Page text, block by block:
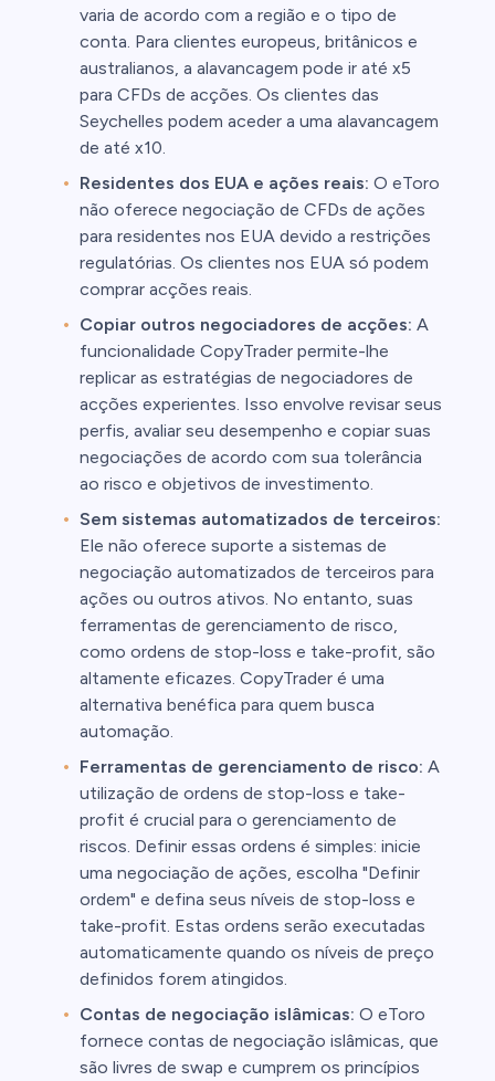
varia de acordo com a região e o tipo de
conta. Para clientes europeus, britânicos e
australianos, a alavancagem pode ir até x5
para CFDs de acções. Os clientes das
Seychelles podem aceder a uma alavancagem
de até x10.
Residentes dos EUA e ações reais: O eToro
não oferece negociação de CFDs de ações
para residentes nos EUA devido a restrições
regulatórias. Os clientes nos EUA só podem
comprar acções reais.
Copiar outros negociadores de acções: A
funcionalidade CopyTrader permite-lhe
replicar as estratégias de negociadores de
acções experientes. Isso envolve revisar seus
perfis, avaliar seu desempenho e copiar suas
negociações de acordo com sua tolerância
ao risco e objetivos de investimento.
Sem sistemas automatizados de terceiros:
Ele não oferece suporte a sistemas de
negociação automatizados de terceiros para
ações ou outros ativos. No entanto, suas
ferramentas de gerenciamento de risco,
como ordens de stop-loss e take-profit, são
altamente eficazes. CopyTrader é uma
alternativa benéfica para quem busca
automação.
Ferramentas de gerenciamento de risco: A
utilização de ordens de stop-loss e take-
profit é crucial para o gerenciamento de
riscos. Definir essas ordens é simples: inicie
uma negociação de ações, escolha "Definir
ordem" e defina seus níveis de stop-loss e
take-profit. Estas ordens serão executadas
automaticamente quando os níveis de preço
definidos forem atingidos.
Contas de negociação islâmicas: O eToro
fornece contas de negociação islâmicas, que
são livres de swap e cumprem os princípios